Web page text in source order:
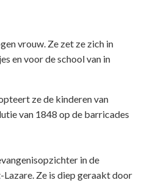
vrouw. Ze zet ze zich in
en voor de school van in
ze de kinderen van
van 1848 op de barricades
in de
Ze is diep geraakt door